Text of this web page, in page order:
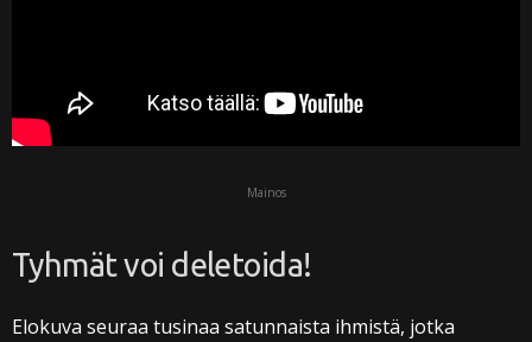
Mainos
Tyhmät voi deletoida!
Elokuva seuraa tusinaa satunnaista ihmistä, jotka